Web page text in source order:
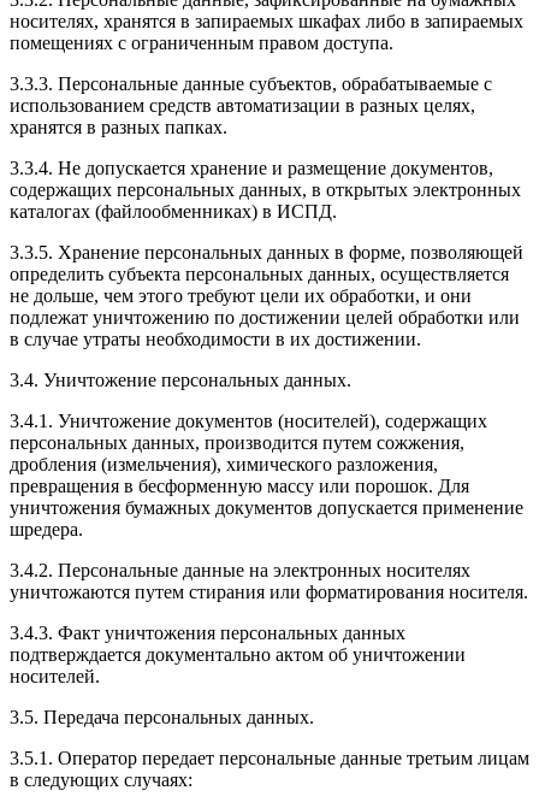
носителях, хранятся в запираемых шкафах либо в запираемых
помещениях с ограниченным правом доступа.
3.3.3. Персональные данные субъектов, обрабатываемые с
использованием средств автоматизации в разных целях,
хранятся в разных папках.
3.3.4. Не допускается хранение и размещение документов,
содержащих персональных данных, в открытых электронных
каталогах (файлообменниках) в ИСПД.
3.3.5. Хранение персональных данных в форме, позволяющей
определить субъекта персональных данных, осуществляется
не дольше, чем этого требуют цели их обработки, и они
подлежат уничтожению по достижении целей обработки или
в случае утраты необходимости в их достижении.
3.4. Уничтожение персональных данных.
3.4.1. Уничтожение документов (носителей), содержащих
персональных данных, производится путем сожжения,
дробления (измельчения), химического разложения,
превращения в бесформенную массу или порошок. Для
уничтожения бумажных документов допускается применение
шредера.
3.4.2. Персональные данные на электронных носителях
уничтожаются путем стирания или форматирования носителя.
3.4.3. Факт уничтожения персональных данных
подтверждается документально актом об уничтожении
носителей.
3.5. Передача персональных данных.
3.5.1. Оператор передает персональные данные третьим лицам
в следующих случаях: